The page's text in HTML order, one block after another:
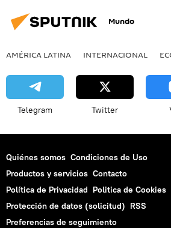
Mundo
AMÉRICA LATINA INTERNACIONAL
Telegram Twitter
Quiénes somos Condiciones de Uso
Productos y servicios Contacto
Política de Privacidad Politica de Cookies
Protección de datos (solicitud) RSS
Preferencias de seguimiento